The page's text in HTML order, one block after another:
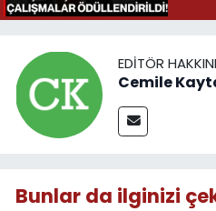
EDITÖR
Cemile
Bunlar da ilginizi